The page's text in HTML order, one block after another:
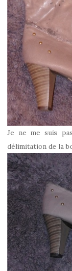
Je ne me suis
délimitation de la